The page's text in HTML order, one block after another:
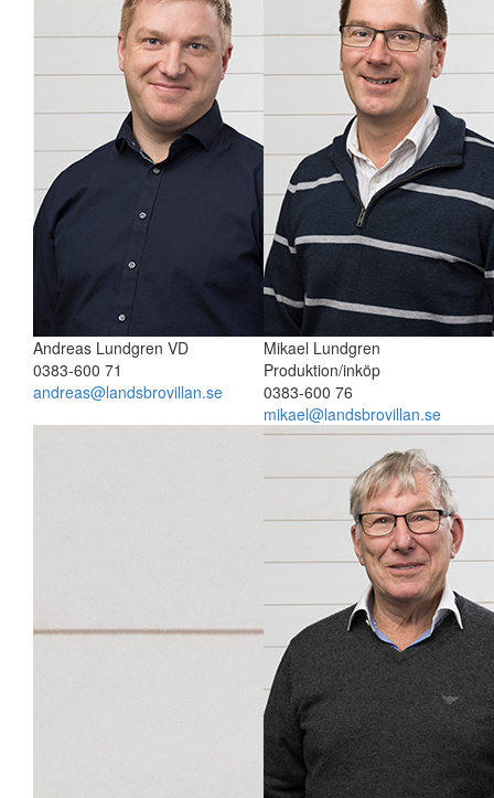
Andreas Lundgren VD
0383-600 71
andreas@landsbrovillan.se
Mikael Lundgren
Produktion/inköp
0383-600 76
mikael@landsbrovillan.se